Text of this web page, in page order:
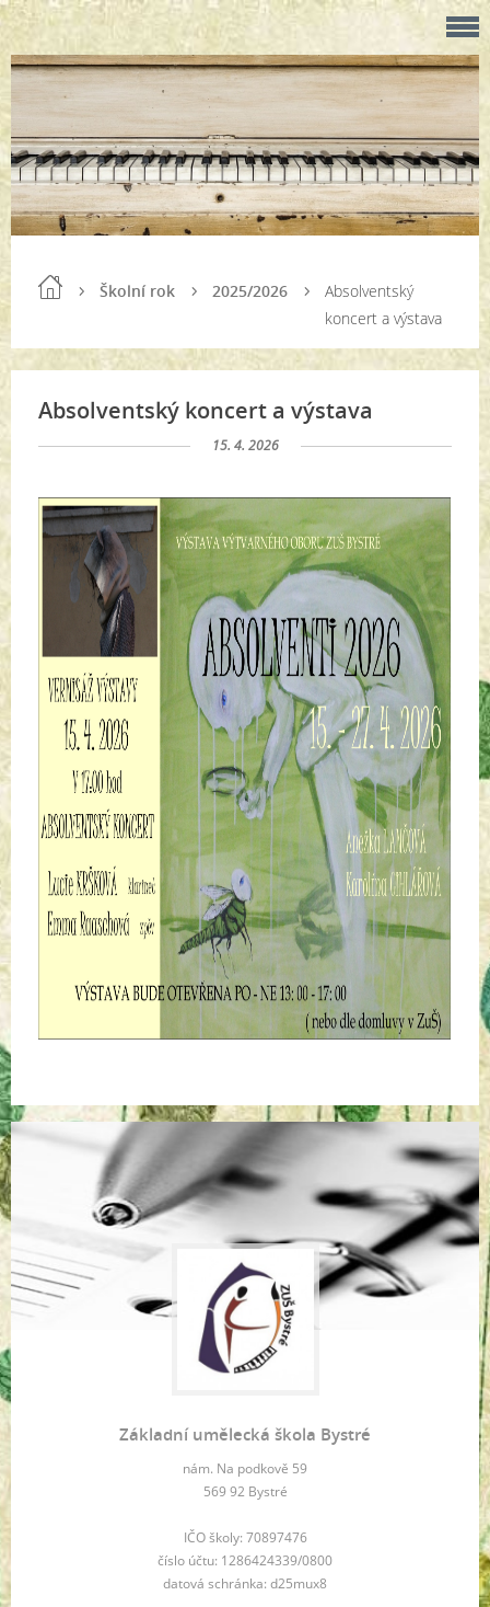
Školní rok 2025/2026
Absolventský
koncert a výstava
Absolventský koncert a výstava
15. 4. 2026
Základní umělecká škola Bystré
nám. Na podkově 59
569 92 Bystré
IČO školy: 70897476
číslo účtu: 1286424339/0800
datová schránka: d25mux8